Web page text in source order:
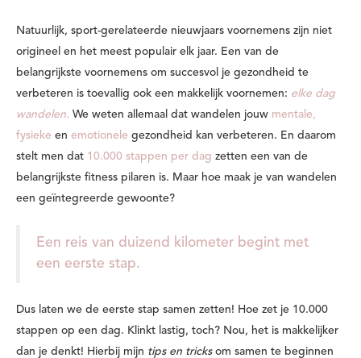
Natuurlijk, sport-gerelateerde nieuwjaars voornemens zijn niet
origineel en het meest populair elk jaar. Een van de
belangrijkste voornemens om succesvol je gezondheid te
verbeteren is toevallig ook een makkelijk voornemen: elke dag
wandelen. We weten allemaal dat wandelen jouw mentale,
fysieke en emotionele gezondheid kan verbeteren. En daarom
stelt men dat 10.000 stappen per dag zetten een van de
belangrijkste fitness pilaren is. Maar hoe maak je van wandelen
een geïntegreerde gewoonte?
Een reis van duizend kilometer begint met
een eerste stap.
Dus laten we de eerste stap samen zetten! Hoe zet je 10.000
stappen op een dag. Klinkt lastig, toch? Nou, het is makkelijker
dan je denkt! Hierbij mijn tips en tricksom samen te beginnen